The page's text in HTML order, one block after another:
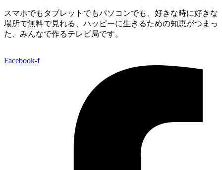
スマホでもタブレットでもパソコンでも、好きな時に好きな
場所で無料で見れる、 ハッピーに生きるための知恵がつまっ
た、みんなで作るテレビ局です。
Facebook-f